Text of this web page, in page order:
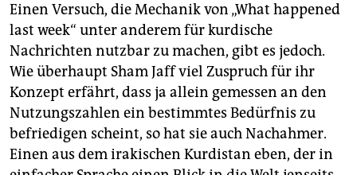
Einen Versuch, die Mechanik von „What happened
last week“ unter anderem für kurdische
Nachrichten nutzbar zu machen, gibt es jedoch.
Wie überhaupt Sham Jaff viel Zuspruch für ihr
Konzept erfährt, dass ja allein gemessen an den
Nutzungszahlen ein bestimmtes Bedürfnis zu
befriedigen scheint, so hat sie auch Nachahmer.
Einen aus dem irakischen Kurdistan eben, der in